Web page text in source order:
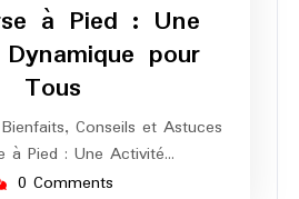
2026à Pied : Une
pour
Tous
Conseils et Astuces
à Pied : Une Activité…
0 Comments